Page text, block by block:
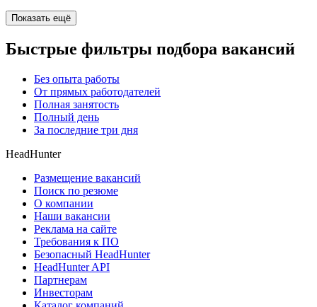
Показать ещё
Быстрые фильтры подбора вакансий
Без опыта работы
От прямых работодателей
Полная занятость
Полный день
За последние три дня
HeadHunter
Размещение вакансий
Поиск по резюме
О компании
Наши вакансии
Реклама на сайте
Требования к ПО
Безопасный HeadHunter
HeadHunter API
Партнерам
Инвесторам